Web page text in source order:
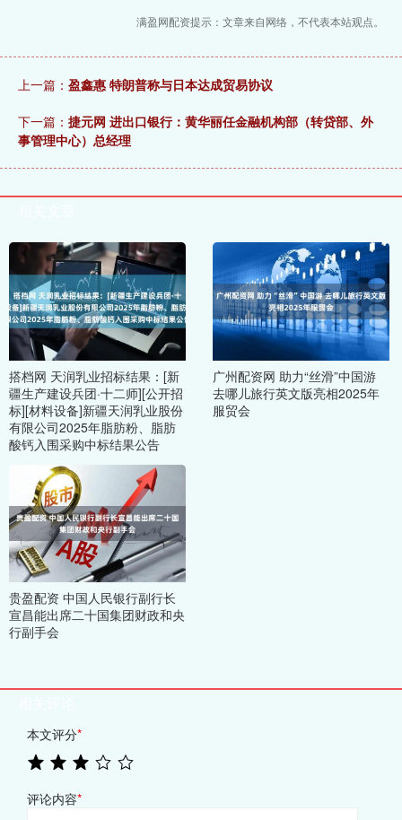
满盈网配资提示：文章来自网络，不代表本站观点。
上一篇： 盈鑫惠 特朗普称与日本达成贸易协议
下一篇： 捷元网 进出口银行：黄华丽任金融机构部（转贷部、外
事管理中心）总经理
搭档网 天润乳业招标结果：[新
疆生产建设兵团·十二师][公开招
标][材料设备]新疆天润乳业股份
有限公司2025年脂肪粉、脂肪
酸钙入围采购中标结果公告
广州配资网 助力“丝滑”中国游
去哪儿旅行英文版亮相2025年
服贸会
贵盈配资 中国人民银行副行长
宣昌能出席二十国集团财政和央
行副手会
本文评分*
评论内容*